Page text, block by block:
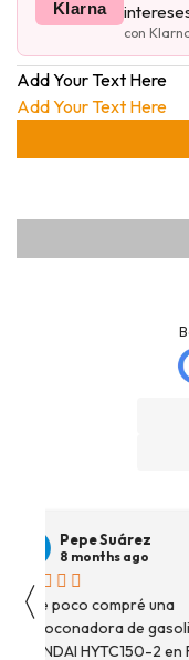
Klarna
con
Add Your Text Here
Add Your Text Here
〈
Pepe Suárez
8 months ago
Hace poco compré una
destoconadora de
HYUNDAI HYTC150-2 en